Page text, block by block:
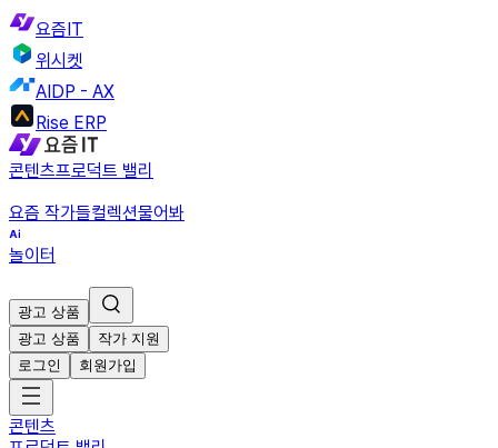
요즘IT
위시켓
AIDP - AX
Rise ERP
콘텐츠프로덕트 밸리
요즘 작가들컬렉션물어봐
놀이터
광고 상품
광고 상품
작가 지원
로그인
회원가입
콘텐츠